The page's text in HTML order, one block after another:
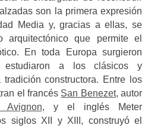
son la primera expresión
Media y, gracias a ellas, se
arquitectónico que permite el
En toda Europa surgieron
estudiaron a los clásicos y
constructora. Entre los
el francés San Benezet, autor
, y el inglés Meter
siglos XII y XIII, construyó el